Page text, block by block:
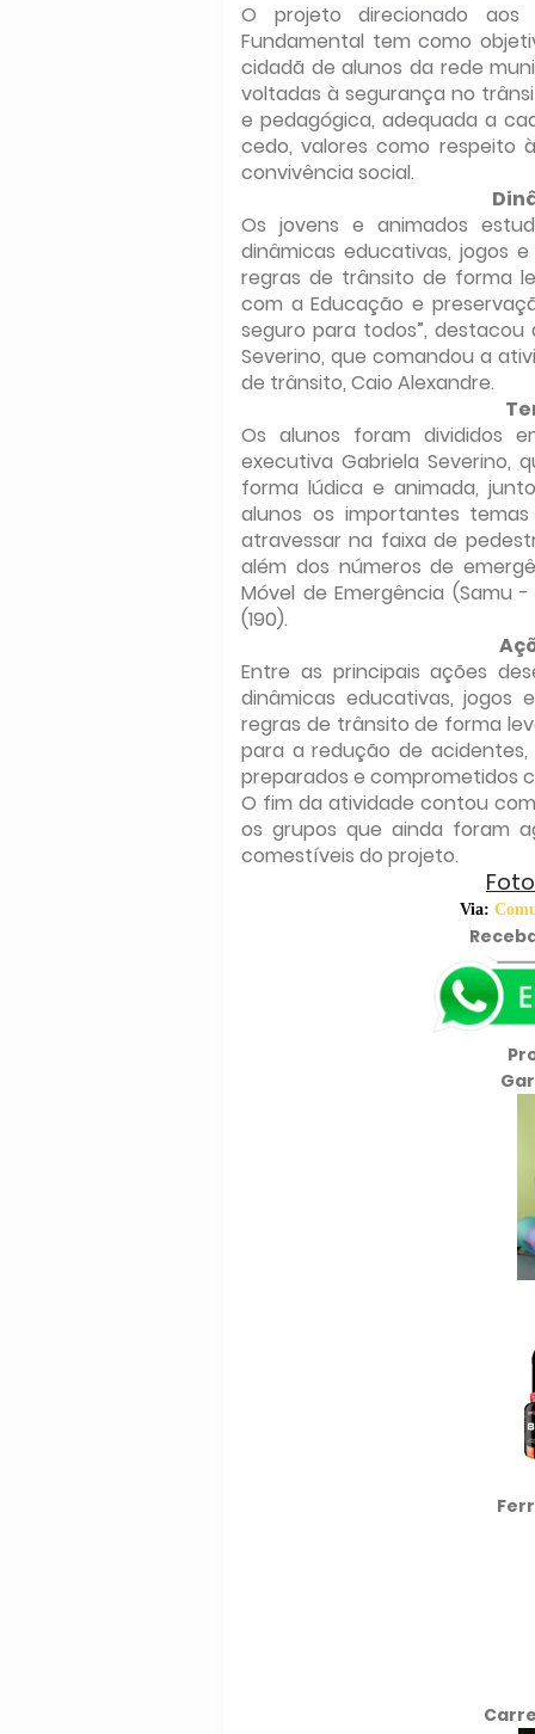
O projeto direcionado
Fundamental tem como
cidadã de alunos da rede
voltadas à segurança no
e pedagógica, adequada a
cedo, valores como respeito
convivência social.
Os jovens e animados
dinâmicas educativas, jogos
regras de trânsito de forma
com a Educação e
seguro para todos”,
Severino, que comandou a
de trânsito, Caio Alexandre.
Os alunos foram divididos
executiva Gabriela Severino,
forma lúdica e animada,
alunos os importantes
atravessar na faixa de
além dos números de
Móvel de Emergência (Samu -
(190).
Entre as principais ações
dinâmicas educativas, jogos
regras de trânsito de forma
para a redução de
preparados e comprometidos
O fim da atividade contou
os grupos que ainda foram
comestíveis do projeto.
Via: